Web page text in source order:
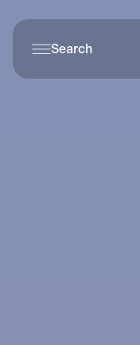
Search